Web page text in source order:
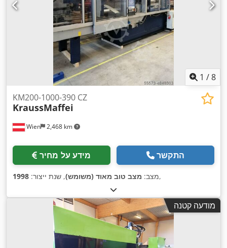
1 /8
Wien 2,468 km
KM200-1000-390 CZ
KraussMaffei
מידע על מחיר התקשר
מצב: מצב טוב מאוד (משומש), שנת ייצור: 1998 ,
מודעה קטנה